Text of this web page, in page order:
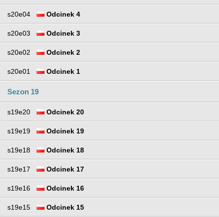
s20e04 Odcinek 4
s20e03 Odcinek 3
s20e02 Odcinek 2
s20e01 Odcinek 1
Sezon 19
s19e20 Odcinek 20
s19e19 Odcinek 19
s19e18 Odcinek 18
s19e17 Odcinek 17
s19e16 Odcinek 16
s19e15 Odcinek 15